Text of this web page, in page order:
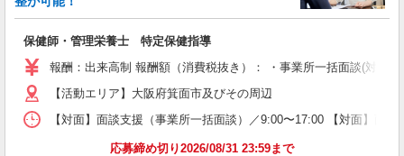
保健師・管理栄養士 特定保健指導
報酬：出来高制 報酬額（消費税抜き）： ・事業所一括面談(対
【活動エリア】大阪府箕面市及びその周辺
【対面】面談支援（事業所一括面談）／9:00〜17:00 【対面】面
応募締め切り2026/08/31 23:59まで